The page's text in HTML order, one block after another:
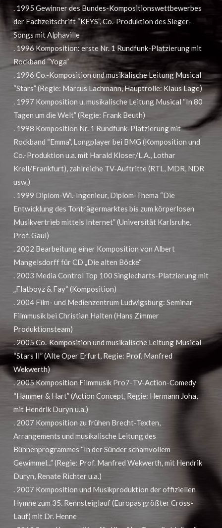
. 1995 Gewinner des Bundes-Kompositionswettbewerbes
der Fachzeitschrift “KEYS”, Co.-Produktion des Sieger-
Songs mit Alphaville
. 1996 Komposition: erste Nr. 1 Rundfunk-Platzierung mit
Rockband “Yoga”
. 1996 Co.-Komposition und musikalische Leitung Musical
“Stars” (Regie: Marcus Lachmann, Hauptrolle: Klaus Lage)
. 1997 Komposition u. musikalische Leitung Musical “In 80
Tagen um die Welt” (Regie: Frank Beuth)
. 1998 Komposition Nr. 1 Rundfunk-Platzierung mit
Rockband “Emma”, Longplayer bei BMG (Komposition und
Co.-Produktion u.a. mit Harald Kloser/L.A., Lothar
Krell/Frankfurt), zahlreiche TV-Auftritte (RTL, MDR, NDR
usw.)
. 1999 Diplom-Wi.-Ingenieur, Diplom-Thema “Die
Entwicklung des Tonträgermarktes bis zum körperlosen
Musikvertrieb mittels Internet” (Universität Karlsruhe,
Prof. Gaul)
. 2002 Bearbeitung einer Komposition von Albert
Mangelsdorff für CD „Die alten Böcke“
. 2003 Media Control Top 100 Singlecharts-Platzierung mit
„Flatboyz & Fay“ (Komposition)
. 2004 Film- und Medienzentrum Ludwigsburg: Seminar
Filmmusik bei Christian Halten (Hans Zimmer
Produktionsteam)
. 2005 Co.-Komposition und musikalische Leitung Musical
“Stars II” (Alte Oper Erfurt, Regie: Prof. Manfred
Wekwerth)
. 2005 Komposition Filmmusik Pro7-TV-Action-Comedy
“Hammer & Hart” (Action Concept, Regie: Hermann Joha,
mit Hendrik Duryn u.a.)
. 2007 Komposition zu frühen Brecht-Texten,
Arrangements und musikalische Leitung des
Bühnenprogrammes “In der Sünder schamvollem
Gewimmel...” (Regie: Prof. Manfred Wekwerth, mit Hendrik
Duryn, Renate Richter u.a.)
. 2007 Komposition und Musikproduktion der offiziellen
Hymne zum 35. Rennsteiglauf (Europas größter Cross-
Lauf) mit Dr. Henne